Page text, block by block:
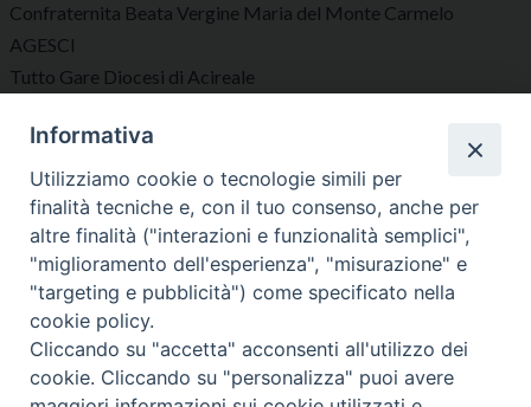
Confraternita Beata Vergine Maria del Monte Carmelo
AGESCI
Tutto Gare Diocesi di Acireale
Diocesi di Acireale
Informativa
Utilizziamo cookie o tecnologie simili per
finalità tecniche e, con il tuo consenso, anche per
altre finalità ("interazioni e funzionalità semplici",
"miglioramento dell'esperienza", "misurazione" e
"targeting e pubblicità") come specificato nella
cookie policy.
Cliccando su "accetta" acconsenti all'utilizzo dei
cookie. Cliccando su "personalizza" puoi avere